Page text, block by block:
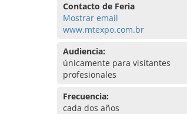
Contacto de Feria
Mostrar email
www.mtexpo.com.br
Audiencia:
únicamente para visitantes
profesionales
Frecuencia:
cada dos años